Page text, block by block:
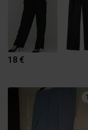
18 €
1